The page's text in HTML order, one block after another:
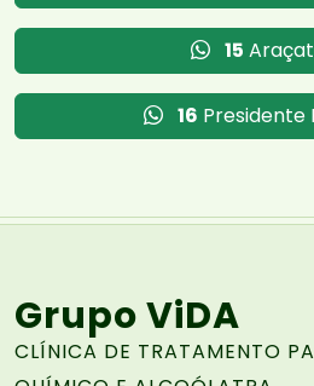
15
16 Presidente
Grupo ViDA
CLÍNICA DE TRATAMENTO